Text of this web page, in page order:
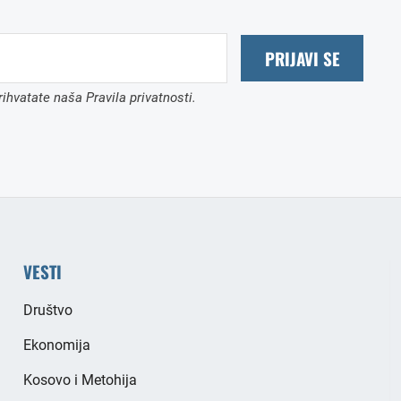
PRIJAVI SE
naša Pravila privatnosti.
VESTI
Društvo
Ekonomija
Kosovo i Metohija